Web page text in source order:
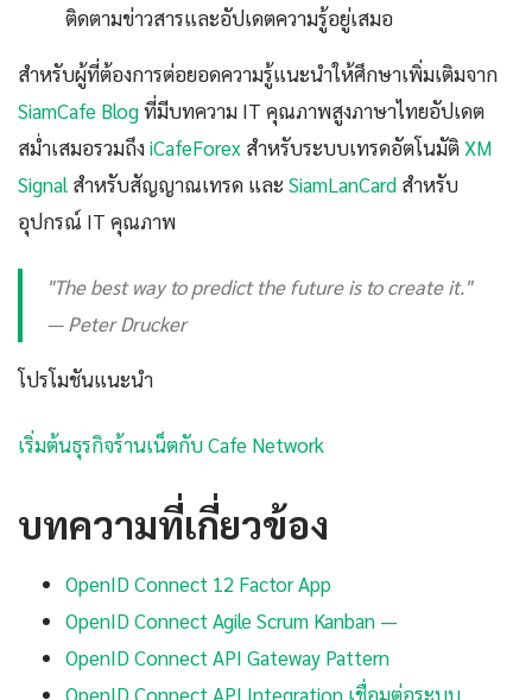
ติดตามข่าวสารและอัปเดตความรู้อยู่เสมอ
สำหรับผู้ที่ต้องการต่อยอดความรู้แนะนำให้ศึกษาเพิ่มเติมจาก
SiamCafe Blogที่มีบทความ IT คุณภาพสูงภาษาไทยอัปเดต
สม่ำเสมอรวมถึงiCafeForex สำหรับระบบเทรดอัตโนมัติ XM
Signal สำหรับสัญญาณเทรด และ SiamLanCard สำหรับ
อุปกรณ์ IT คุณภาพ
"The best way to predict the future is to create it."
— Peter Drucker
โปรโมชันแนะนำ
เริ่มต้นธุรกิจร้านเน็ตกับ Cafe Network
บทความที่เกี่ยวข้อง
OpenID Connect 12 Factor App
OpenID Connect Agile Scrum Kanban —
OpenID Connect API Gateway Pattern
OpenID Connect API Integration เชื่อมต่อระบบ